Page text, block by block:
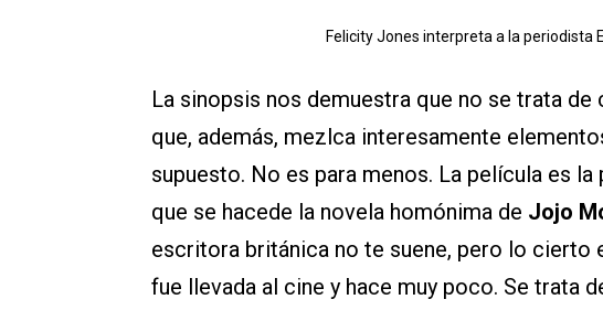
Felicity Jones interpreta a la periodista
La sinopsis nos demuestra que no se trata
que, además, mezlca interesamente
supuesto. No es para menos. La película es
que se hacede la novela homónima de Jojo
escritora británica no te suene, pero lo cierto
fue llevada al cine y hace muy poco. Se trata